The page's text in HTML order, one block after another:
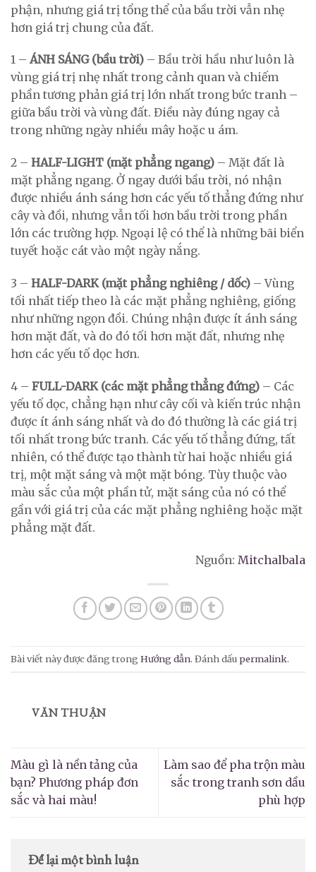
phận, nhưng giá trị tổng thể của bầu trời vẫn nhẹ
hơn giá trị chung của đất.
1 – ÁNH SÁNG (bầu trời) – Bầu trời hầu như luôn là
vùng giá trị nhẹ nhất trong cảnh quan và chiếm
phần tương phản giá trị lớn nhất trong bức tranh –
giữa bầu trời và vùng đất. Điều này đúng ngay cả
trong những ngày nhiều mây hoặc u ám.
2 – HALF-LIGHT (mặt phẳng ngang) – Mặt đất là
mặt phẳng ngang. Ở ngay dưới bầu trời, nó nhận
được nhiều ánh sáng hơn các yếu tố thẳng đứng như
cây và đồi, nhưng vẫn tối hơn bầu trời trong phần
lớn các trường hợp. Ngoại lệ có thể là những bãi biển
tuyết hoặc cát vào một ngày nắng.
3 – HALF-DARK (mặt phẳng nghiêng / dốc) – Vùng
tối nhất tiếp theo là các mặt phẳng nghiêng, giống
như những ngọn đồi. Chúng nhận được ít ánh sáng
hơn mặt đất, và do đó tối hơn mặt đất, nhưng nhẹ
hơn các yếu tố dọc hơn.
4 – FULL-DARK (các mặt phẳng thẳng đứng) – Các
yếu tố dọc, chẳng hạn như cây cối và kiến ​​trúc nhận
được ít ánh sáng nhất và do đó thường là các giá trị
tối nhất trong bức tranh. Các yếu tố thẳng đứng, tất
nhiên, có thể được tạo thành từ hai hoặc nhiều giá
trị, một mặt sáng và một mặt bóng. Tùy thuộc vào
màu sắc của một phần tử, mặt sáng của nó có thể
gần với giá trị của các mặt phẳng nghiêng hoặc mặt
phẳng mặt đất.
Nguồn: Mitchalbala
Bài viết này được đăng trong Hướng dẫn. Đánh dấu permalink.
VĂN THUẬN
Màu gì là nền tảng của
bạn? Phương pháp đơn
sắc và hai màu!
Làm sao để pha trộn màu
sắc trong tranh sơn dầu
phù hợp
Để lại một bình luận